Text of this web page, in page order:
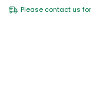
Please contact us for